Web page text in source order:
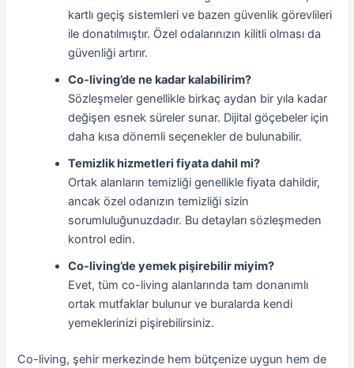
kartlı geçiş sistemleri ve bazen güvenlik görevlileri
ile donatılmıştır. Özel odalarınızın kilitli olması da
güvenliği artırır.
Co-living’de ne kadar kalabilirim?
Sözleşmeler genellikle birkaç aydan bir yıla kadar
değişen esnek süreler sunar. Dijital göçebeler için
daha kısa dönemli seçenekler de bulunabilir.
Temizlik hizmetleri fiyata dahil mi?
Ortak alanların temizliği genellikle fiyata dahildir,
ancak özel odanızın temizliği sizin
sorumluluğunuzdadır. Bu detayları sözleşmeden
kontrol edin.
Co-living’de yemek pişirebilir miyim?
Evet, tüm co-living alanlarında tam donanımlı
ortak mutfaklar bulunur ve buralarda kendi
yemeklerinizi pişirebilirsiniz.
Co-living, şehir merkezinde hem bütçenize uygun hem de